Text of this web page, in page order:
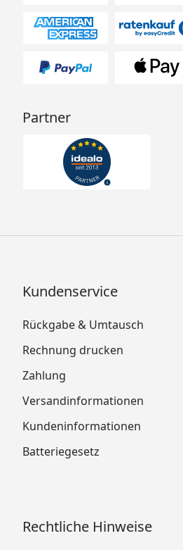
Partner
Kundenservice
Rückgabe & Umtausch
Rechnung drucken
Zahlung
Versandinformationen
Kundeninformationen
Batteriegesetz
Rechtliche Hinweise